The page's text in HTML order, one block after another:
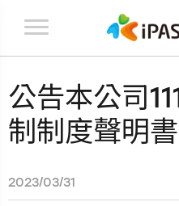
公告本公司
制制度聲明書
2023/03/31